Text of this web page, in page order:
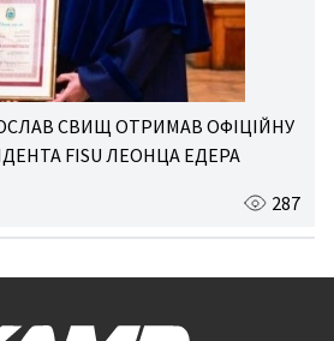
СВИЩ ОТРИМАВ ОФІЦІЙНУ
FISU ЛЕОНЦА ЕДЕРА
287